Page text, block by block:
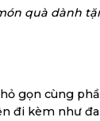
quà dành
gọn cùng
đi kèm như